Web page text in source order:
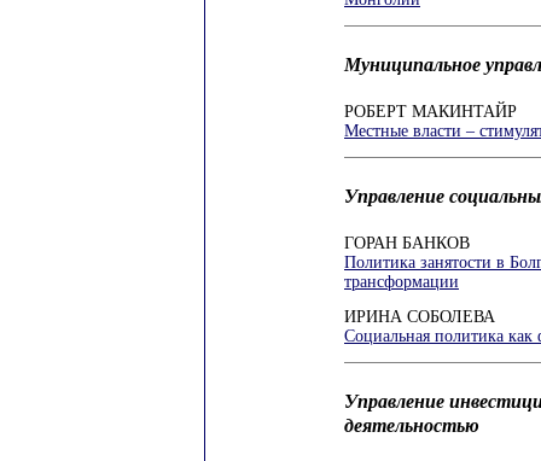
Муниципальное
РОБЕРТ МАКИНТАЙР
Местные власти –
Управление
ГОРАН БАНКОВ
Политика занятости в
трансформации
ИРИНА СОБОЛЕВА
Социальная политика как
Управление
деятельностью